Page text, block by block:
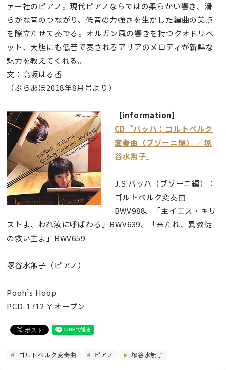
ァー社のピアノ。現代ピアノならではの柔らかい響き、滑
らかな音のつながり、低音の力強さを生かした編曲の美点
を際立たせて奏でる。オルガン風の響きを持つクオドリべ
ット、大胆にも低音で奏されるアリアのメロディが新鮮な
魅力を教えてくれる。
文：高坂はる香
（ぶらあぼ2018年8月号より）
【information】
CD『バッハ：ゴルトベルク
変奏曲（ブゾーニ編） ／塚
谷水無子』
J.S.バッハ（ブゾーニ編）：
ゴルトベルク変奏曲
BWV988、「主イエス・キリ
ストよ、われ汝に呼ばわる」BWV639、「来たれ、異教徒
の救い主よ」BWV659
塚谷水無子（ピアノ）
Pooh’s Hoop
PCD-1712 ￥オープン
ゴルトベルク変奏曲 ピアノ 塚谷水無子